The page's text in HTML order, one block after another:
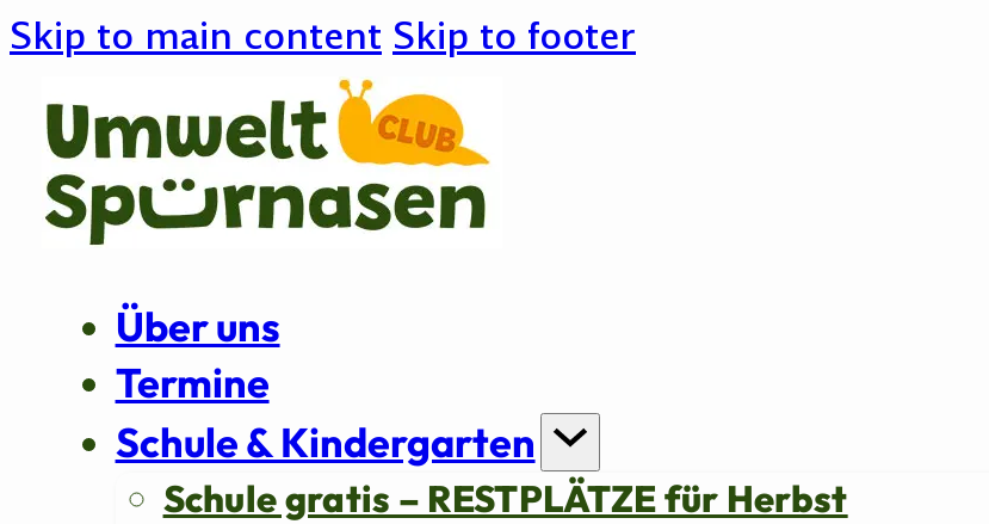
Skip to main content Skip to footer
Über uns
Termine
Schule & Kindergarten
Schule gratis – RESTPLÄTZE für Herbst